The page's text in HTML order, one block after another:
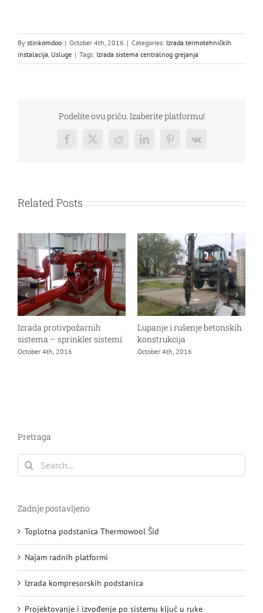
By stinkomdoo | October 4th, 2016 | Categories: Izrada termotehničkih
instalacija, Usluge | Tags: Izrada sistema centralnog grejanja
Podelite ovu priču. Izaberite platformu!
FacebookTwitterRedditLinkedInPinterest
Vk
Related Posts
Izrada protivpožarnih
sistema – sprinkler sistemi
October 4th, 2016
Lupanje i rušenje betonskih
konstrukcija
October 4th, 2016
Pretraga
Search
for:
Zadnje postavljeno
Toplotna podstanica Thermowool Šid
Najam radnih platformi
Izrada kompresorskih podstanica
Projektovanje i izvođenje po sistemu ključ u ruke